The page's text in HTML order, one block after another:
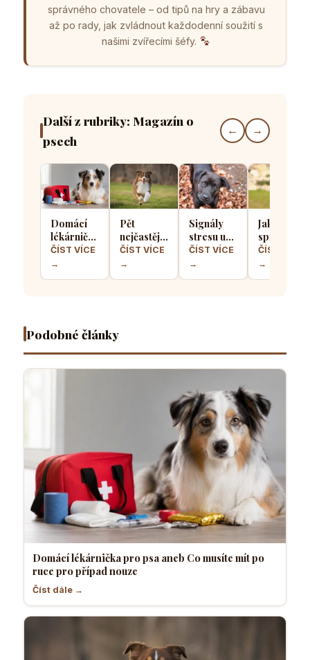
správného chovatele – od tipů na hry a zábavu
až po rady, jak zvládnout každodenní soužití s
našimi zvířecími šéfy.
Další z rubriky: Magazín o
psech
← →
Domácí
lékárnička
pro psa
aneb Co
musíte mít
nouze
ČÍST VÍCE
→
Pět
nejčastějších
chyb při
výcviku
přivolání
ČÍST VÍCE
→
Signály
stresu u
psů: Jak
poznat, že
se váš
ČÍST VÍCE
→
Jak
správně
štěně, aby
z něj
ČÍST VÍCE
→
Podobné články
Domácí lékárnička pro psa aneb Co musíte mít po
ruce pro případ nouze
Číst dále →